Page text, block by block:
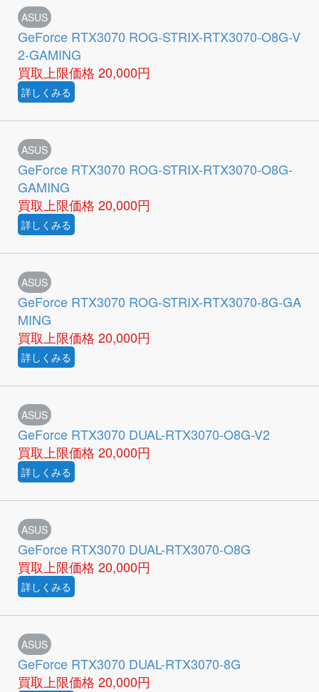
ASUS
GeForce RTX3070 ROG-STRIX-RTX3070-O8G-V
2-GAMING
買取上限価格 20,000円
詳しくみる
ASUS
GeForce RTX3070 ROG-STRIX-RTX3070-O8G-
GAMING
買取上限価格 20,000円
詳しくみる
ASUS
GeForce RTX3070 ROG-STRIX-RTX3070-8G-GA
MING
買取上限価格 20,000円
詳しくみる
ASUS
GeForce RTX3070 DUAL-RTX3070-O8G-V2
買取上限価格 20,000円
詳しくみる
ASUS
GeForce RTX3070 DUAL-RTX3070-O8G
買取上限価格 20,000円
詳しくみる
ASUS
GeForce RTX3070 DUAL-RTX3070-8G
買取上限価格 20,000円